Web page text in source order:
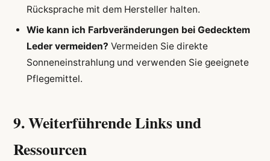
Rücksprache mit dem Hersteller halten.
Wie kann ich Farbveränderungen bei Gedecktem
Leder vermeiden? Vermeiden Sie direkte
Sonneneinstrahlung und verwenden Sie geeignete
Pflegemittel.
9. Weiterführende Links und
Ressourcen